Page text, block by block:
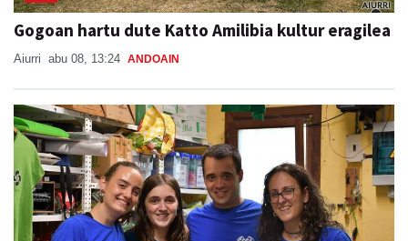
Gogoan hartu dute Katto Amilibia kultur eragilea
Aiurri abu 08, 13:24 ANDOAIN